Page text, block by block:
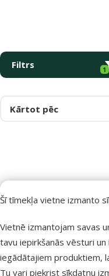
Šī tīmekļa vietne izmanto
Vietnē izmantojam savas
tavu iepirkšanās vēsturi
iegādātajiem produktiem,
Tu vari piekrist sīkdatņu
Filtrs 1
Kārtot pēc